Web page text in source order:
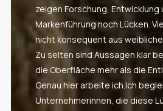
zeigen Forschung, Entwicklung
Markenführung noch Lücken.
nicht konsequent aus
Zu selten sind Aussagen klar
die Oberfläche mehr als die
Genau hier arbeite ich.Ich
Unternehmerinnen, die diese